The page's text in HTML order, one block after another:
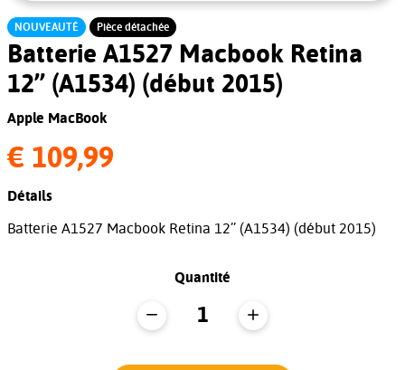
NOUVEAUTÉ Pièce détachée
Batterie A1527 Macbook Retina
12’’ (A1534) (début 2015)
Apple MacBook
€ 109,99
Détails
Batterie A1527 Macbook Retina 12’’ (A1534) (début 2015)
Quantité